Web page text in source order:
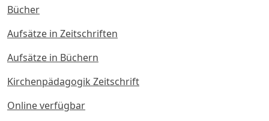
Bücher
Aufsätze in Zeitschriften
Aufsätze in Büchern
Kirchenpädagogik Zeitschrift
Online verfügbar